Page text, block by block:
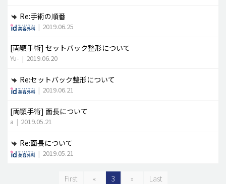
Re:手術の順番
| 2019.06.25
[両顎手術] セットバック整形について
Yu- | 2019.06.20
Re:セットバック整形について
| 2019.06.21
[両顎手術] 面長について
a | 2019.05.21
Re:面長について
| 2019.05.21
First « 3 » Last